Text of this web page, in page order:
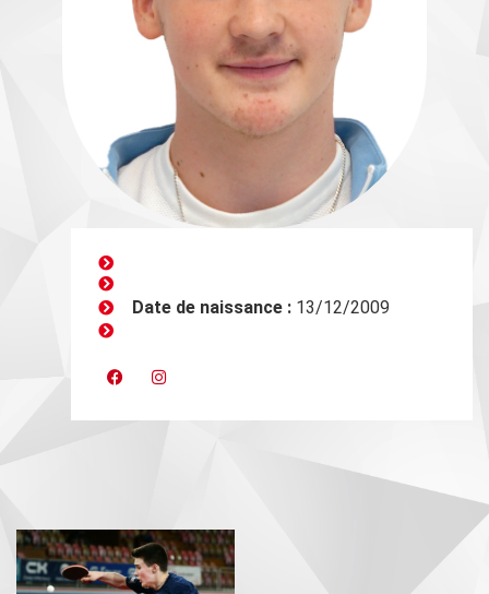
Date de naissance :13/12/2009